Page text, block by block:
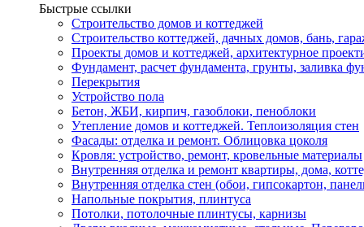
Быстрые ссылки
Строительство домов и коттеджей
Строительство коттеджей, дачных домов, бань,
Проекты домов и коттеджей, архитектурное
Фундамент, расчет фундамента, грунты, заливка
Перекрытия
Устройство пола
Бетон, ЖБИ, кирпич, газоблоки, пеноблоки
Утепление домов и коттеджей. Теплоизоляция стен
Фасады: отделка и ремонт. Облицовка цоколя
Кровля: устройство, ремонт, кровельные материалы
Внутренняя отделка и ремонт квартиры, дома,
Внутренняя отделка стен (обои, гипсокартон,
Напольные покрытия, плинтуса
Потолки, потолочные плинтусы, карнизы